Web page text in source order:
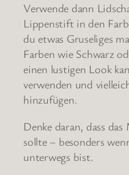
Verwende dann
Lippenstift in den
du etwas Gruseliges
Farben wie Schwarz
einen lustigen Look
verwenden und
hinzufügen.
Denke daran, dass
sollte – besonders
unterwegs bist.